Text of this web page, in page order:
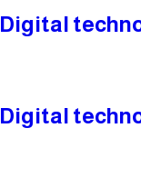
Digital
Digital